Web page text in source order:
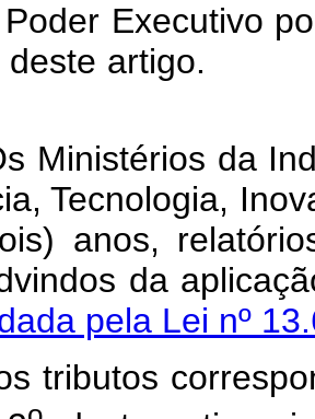
Executivo
13 deste
Ministérios da
Tecnologia,
anos,
da
pela Lei nº
tributos